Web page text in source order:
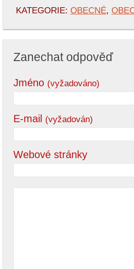
KATEGORIE: OBECNÉ,
Zanechat odpověď
Jméno (vyžadováno)
E-mail (vyžadován)
Webové stránky